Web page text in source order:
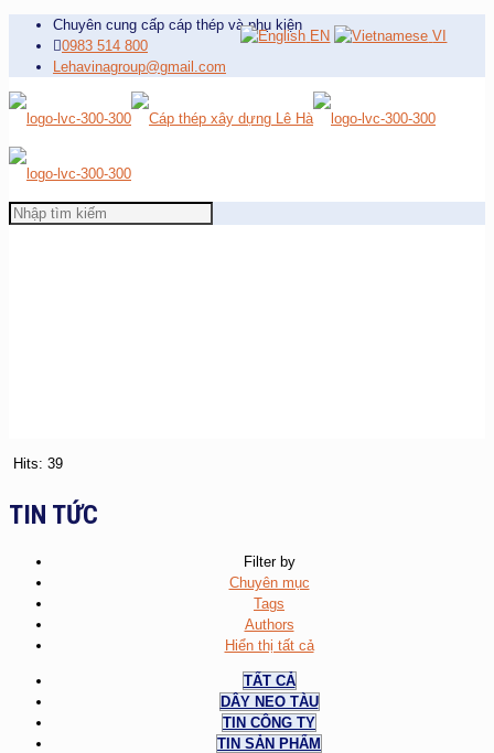
Chuyên cung cấp cáp thép và phụ kiện
0983 514 800
Lehavinagroup@gmail.com
Hits: 39
TIN TỨC
Filter by
Chuyên mục
Tags
Authors
Hiển thị tất cả
TẤT CẢ
DÂY NEO TÀU
TIN CÔNG TY
TIN SẢN PHẨM
EN VI